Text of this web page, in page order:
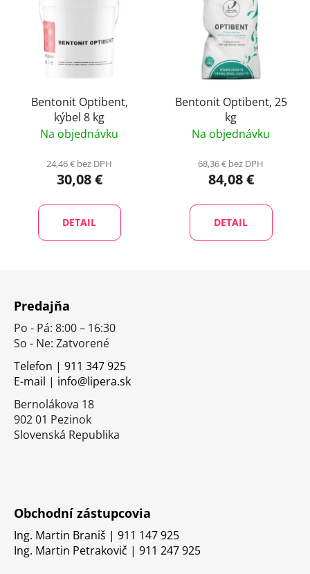
Bentonit Optibent,
kýbel 8 kg
Na objednávku
24,46 € bez DPH
30,08 €
DETAIL
Bentonit Optibent, 25
kg
Na objednávku
68,36 € bez DPH
84,08 €
DETAIL
Predajňa
Po - Pá: 8:00 – 16:30
So - Ne: Zatvorené
Telefon | 911 347 925
E-mail | info@lipera.sk
Bernolákova 18
902 01 Pezinok
Slovenská Republika
Obchodní zástupcovia
Ing. Martin Braniš | 911 147 925
Ing. Martin Petrakovič | 911 247 925